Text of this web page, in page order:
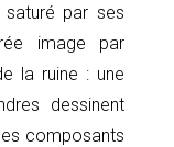
par ses
image par
la ruine : une
dessinent
composants